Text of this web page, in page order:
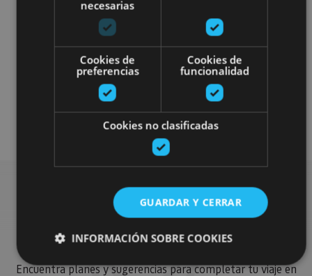
Gastronomía
Senderismo y montaña
Visitas guiadas
Busca más planes
Encuentra planes y sugerencias para completar tu viaje en
necesarias
Cookies de
preferencias
Cookies de
funcionalidad
Cookies no clasificadas
GUARDAR Y CERRAR
INFORMACIÓN SOBRE COOKIES